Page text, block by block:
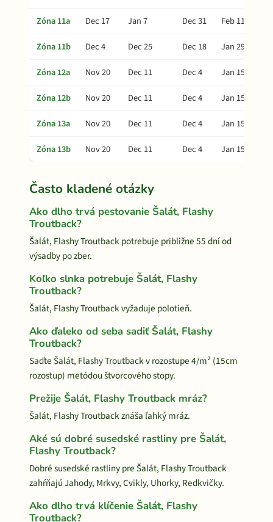
Zóna 11a
Dec 17 Jan 7 Dec 31
Feb 11
Zóna 11b
Dec 4 Dec 25 Dec 18
Jan 29
Zóna 12a
Nov 20 Dec 11 Dec 4
Jan 15
Zóna 12b
Nov 20 Dec 11 Dec 4
Jan 15
Zóna 13a
Nov 20 Dec 11 Dec 4
Jan 15
Zóna 13b
Nov 20 Dec 11 Dec 4 Jan 15
Často kladené otázky
Ako dlho trvá pestovanie Šalát, Flashy
Troutback?
Šalát, Flashy Troutback potrebuje približne 55 dní od
výsadby po zber.
Koľko slnka potrebuje Šalát, Flashy
Troutback?
Šalát, Flashy Troutback vyžaduje polotieň.
Ako ďaleko od seba sadiť Šalát, Flashy
Troutback?
Saďte Šalát, Flashy Troutback v rozostupe 4/m² (15cm
rozostup) metódou štvorcového stopy.
Prežije Šalát, Flashy Troutback mráz?
Šalát, Flashy Troutback znáša ľahký mráz.
Aké sú dobré susedské rastliny pre Šalát,
Flashy Troutback?
Dobré susedské rastliny pre Šalát, Flashy Troutback
zahŕňajú Jahody, Mrkvy, Cvikly, Uhorky, Redkvičky.
Ako dlho trvá klíčenie Šalát, Flashy
Troutback?